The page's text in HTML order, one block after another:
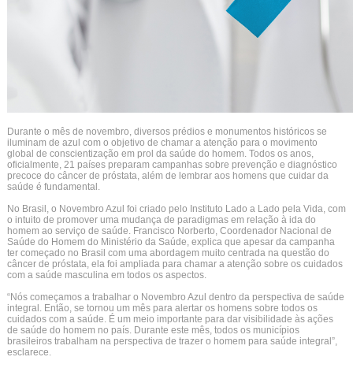
Durante o mês de novembro, diversos prédios e monumentos históricos se
iluminam de azul com o objetivo de chamar a atenção para o movimento
global de conscientização em prol da saúde do homem. Todos os anos,
oficialmente, 21 países preparam campanhas sobre prevenção e diagnóstico
precoce do câncer de próstata, além de lembrar aos homens que cuidar da
saúde é fundamental.
No Brasil, o Novembro Azul foi criado pelo Instituto Lado a Lado pela Vida, com
o intuito de promover uma mudança de paradigmas em relação à ida do
homem ao serviço de saúde. Francisco Norberto, Coordenador Nacional de
Saúde do Homem do Ministério da Saúde, explica que apesar da campanha
ter começado no Brasil com uma abordagem muito centrada na questão do
câncer de próstata, ela foi ampliada para chamar a atenção sobre os cuidados
com a saúde masculina em todos os aspectos.
“Nós começamos a trabalhar o Novembro Azul dentro da perspectiva de saúde
integral. Então, se tornou um mês para alertar os homens sobre todos os
cuidados com a saúde. É um meio importante para dar visibilidade às ações
de saúde do homem no país. Durante este mês, todos os municípios
brasileiros trabalham na perspectiva de trazer o homem para saúde integral”,
esclarece.